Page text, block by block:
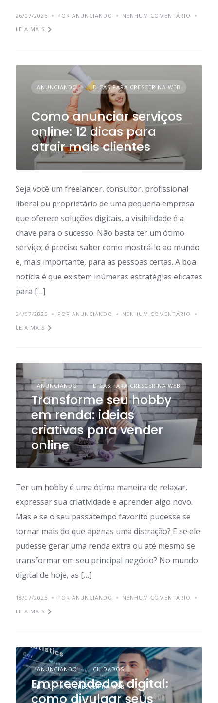
26/07/2025 POR ANUNCIANDO
NENHUM COMENTÁRIO
LEIA MAIS
ANUNCIANDO DICAS PARA CRESCER NA WEB
Como anunciar serviços
online: 12 dicas para
atrair mais clientes
Seja você um freelancer, consultor, profissional
liberal ou proprietário de uma pequena empresa
que oferece soluções digitais, a visibilidade é a
chave para o sucesso. Não basta ter um ótimo
serviço; é preciso saber como mostrá-lo ao mundo
e, mais importante, para as pessoas certas. A boa
notícia é que existem inúmeras estratégias eficazes
para […]
24/07/2025 POR ANUNCIANDO
NENHUM COMENTÁRIO
LEIA MAIS
ANUNCIANDO DICAS PARA CRESCER NA WEB
Transforme seu hobby
em renda: ideias
criativas para vender
online
Ter um hobby é uma ótima maneira de relaxar,
expressar sua criatividade e aprender algo novo.
Mas e se o seu passatempo favorito pudesse se
tornar mais do que apenas uma distração? E se ele
pudesse gerar uma renda extra ou até mesmo se
transformar em seu principal negócio? No mundo
digital de hoje, as […]
18/07/2025 POR ANUNCIANDO
NENHUM COMENTÁRIO
LEIA MAIS
ANUNCIANDO CUIDADOS
DICAS PARA CRESCER NA WEB
Empreendedor digital:
como divulgar seus